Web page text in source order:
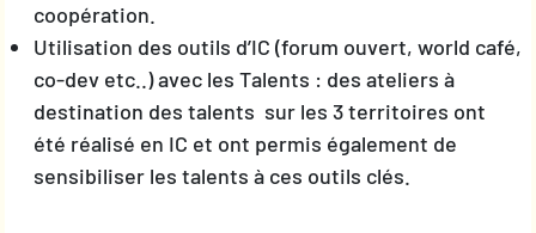
coopération.
Utilisation des outils d’IC (forum ouvert, world café,
co-dev etc..) avec les Talents : des ateliers à
destination des talents sur les 3 territoires ont
été réalisé en IC et ont permis également de
sensibiliser les talents à ces outils clés.